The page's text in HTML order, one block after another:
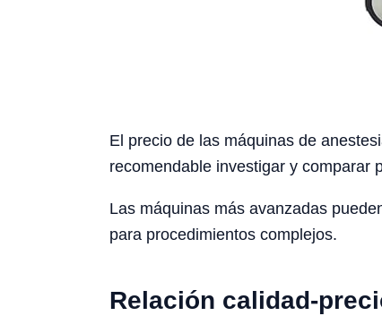
El precio de las máquinas de
recomendable investigar y comparar
Las máquinas más avanzadas
para procedimientos complejos.
Relación calidad-